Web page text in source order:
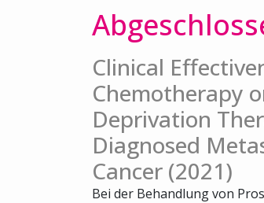
Clinical
Chemotherapy
Deprivation
Diagnosed
Cancer (2021)
Bei der Behandlung von